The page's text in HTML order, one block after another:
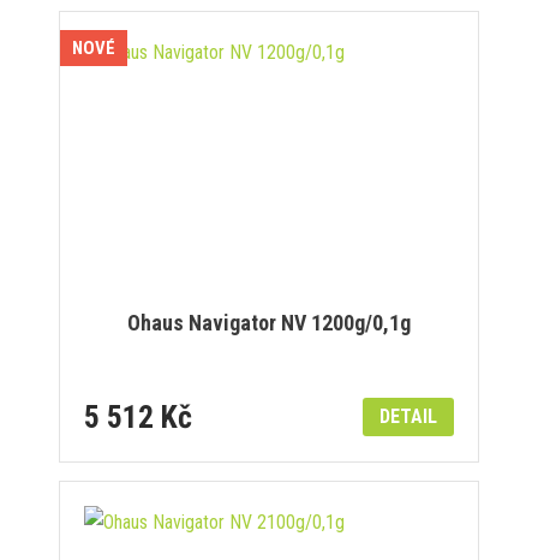
Ohaus Navigator NV 1200g/0,1g
5 512 Kč DETAIL
NOVÉ